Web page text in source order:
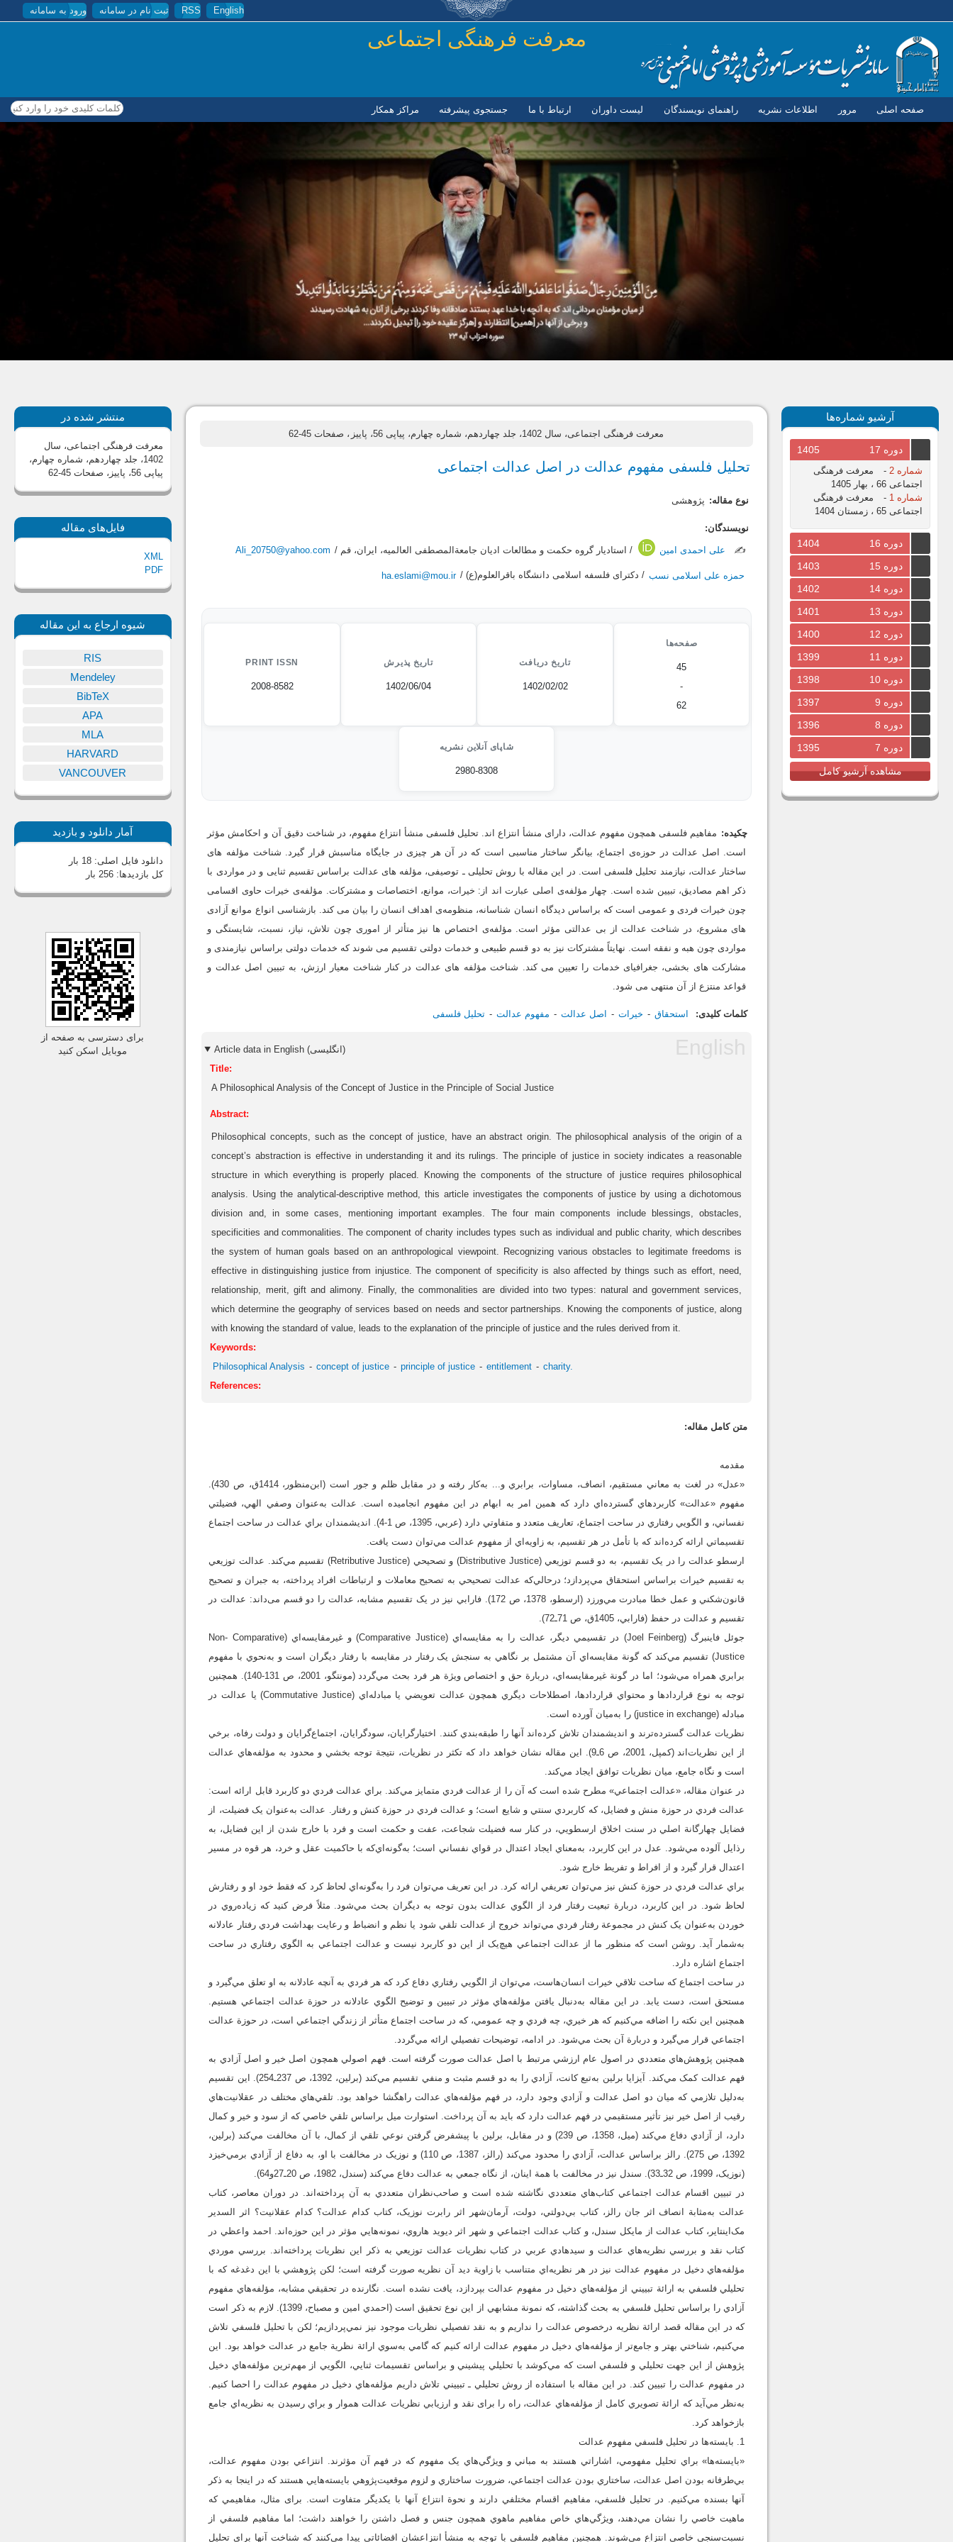
رفتن به محتوای اصلی English
RSS ثبت نام در سامانه ورود به سامانه
معرفت فرهنگی اجتماعی
صفحه اصلی مرور اطلاعات نشریه راهنمای نویسندگان لیست داوران ارتباط با ما جستجوی پیشرفته مراكز همكار کلمات کلیدی خود را وارد کنید
آرشیو شماره‌ها
دوره 17 1405
شماره 2 -
معرفت فرهنگی
اجتماعی 66 ، بهار 1405
شماره 1
-
معرفت فرهنگی
اجتماعی 65 ، زمستان 1404
دوره 16
1404
دوره 15
1403
دوره 14
1402
دوره 13
1401
دوره 12
1400
دوره 11
1399
دوره 10
1398
دوره 9
1397
دوره 8
1396
دوره 7
1395
مشاهده آرشیو کامل
معرفت فرهنگی اجتماعی، سال 1402، جلد چهاردهم، شماره چهارم، پیاپی 56، پاییز ، صفحات 45-62
تحلیل فلسفی مفهوم عدالت در اصل عدالت اجتماعی
نوع مقاله: پژوهشی
نویسندگان:
✍️ علی احمدی امین / استادیار گروه حکمت و مطالعات ادیان جامعةالمصطفی العالمیه، ایران، قم / Ali_20750@yahoo.com
حمزه علی اسلامی نسب / دکترای فلسفه اسلامی دانشگاه باقرالعلوم(ع) / ha.eslami@mou.ir
صفحه‌ها
45
-
62
تاریخ دریافت
1402/02/02
تاریخ پذیرش
1402/06/04
PRINT ISSN
2008-8582
شاپای آنلاین نشریه
2980-8308
چکیده: مفاهیم فلسفی همچون مفهوم عدالت، دارای منشأ انتزاع اند. تحلیل فلسفی منشأ انتزاع مفهوم، در شناخت دقیق آن و احکامش مؤثر
است. اصل عدالت در حوزه‌ی اجتماع، بیانگر ساختار مناسبی است که در آن هر چیزی در جایگاه مناسبش قرار گیرد. شناخت مؤلفه های
ساختار عدالت، نیازمند تحلیل فلسفی است. در این مقاله با روش تحلیلی ـ توصیفی، مؤلفه های عدالت براساس تقسیم ثنایی و در مواردی با
ذکر اهم مصادیق، تبیین شده است. چهار مؤلفه‌ی اصلی عبارت اند از: خیرات، موانع، اختصاصات و مشترکات. مؤلفه‌ی خیرات حاوی اقسامی
چون خیرات فردی و عمومی است که براساس دیدگاه انسان شناسانه، منظومه‌ی اهداف انسان را بیان می کند. بازشناسی انواع موانع آزادی
های مشروع، در شناخت عدالت از بی عدالتی مؤثر است. مؤلفه‌ی اختصاص ها نیز متأثر از اموری چون تلاش، نیاز، نسبت، شایستگی و
مواردی چون هبه و نفقه است. نهایتاً مشترکات نیز به دو قسم طبیعی و خدمات دولتی تقسیم می شوند که خدمات دولتی براساس نیازمندی و
مشارکت های بخشی، جغرافیای خدمات را تعیین می کند. شناخت مؤلفه های عدالت در کنار شناخت معیار ارزش، به تبیین اصل عدالت و
قواعد منتزع از آن منتهی می شود.
کلمات کلیدی: استحقاق خیرات اصل عدالت مفهوم عدالت تحلیل فلسفی
Article data in English (انگلیسی)
Title:
A Philosophical Analysis of the Concept of Justice in the Principle of Social Justice
Abstract:
Philosophical concepts, such as the concept of justice, have an abstract origin. The philosophical analysis of the origin of a
concept’s abstraction is effective in understanding it and its rulings. The principle of justice in society indicates a reasonable
structure in which everything is properly placed. Knowing the components of the structure of justice requires philosophical
analysis. Using the analytical-descriptive method, this article investigates the components of justice by using a dichotomous
division and, in some cases, mentioning important examples. The four main components include blessings, obstacles,
specificities and commonalities. The component of charity includes types such as individual and public charity, which describes
the system of human goals based on an anthropological viewpoint. Recognizing various obstacles to legitimate freedoms is
effective in distinguishing justice from injustice. The component of specificity is also affected by things such as effort, need,
relationship, merit, gift and alimony. Finally, the commonalities are divided into two types: natural and government services,
which determine the geography of services based on needs and sector partnerships. Knowing the components of justice, along
with knowing the standard of value, leads to the explanation of the principle of justice and the rules derived from it.
Keywords:
Philosophical Analysis
concept of justice principle of justice entitlement
charity.
References:
متن کامل مقاله:
مقدمه
«عدل» در لغت به معاني مستقيم، انصاف، مساوات، برابري و... به‌کار رفته و در مقابل ظلم و جور است (ابن‌منظور، 1414ق، ص 430).
مفهوم «عدالت» کاربردهاي گسترده‌اي دارد که همين امر به ابهام در اين مفهوم انجاميده است. عدالت به‌عنوان وصفي الهي، فضيلتي
نفساني، و الگويي رفتاري در ساحت اجتماع، تعاريف متعدد و متفاوتي دارد (عربي، 1395، ص 1-4). انديشمندان براي عدالت در ساحت اجتماع
تقسيماتي ارائه کرده‌اند که با تأمل در هر تقسيم، به زاويه‌‌اي از مفهوم عدالت مي‌توان دست يافت.
ارسطو عدالت را در يک تقسيم، به دو قسم توزيعي (Distributive Justice) و تصحيحي (Retributive Justice) تقسيم مي‌کند. عدالت توزيعي
به تقسيم خيرات براساس استحقاق مي‌پردازد؛ درحالي‌که عدالت تصحيحي به تصحيح معاملات و ارتباطات افراد پرداخته، به جبران و تصحيح
قانون‌شکني و عمل خطا مبادرت مي‌ورزد (ارسطو، 1378، ص 172). فارابي نيز در يک تقسيم مشابه، عدالت را دو قسم می‌داند: عدالت در
تقسيم و عدالت در حفظ (فارابي، 1405ق، ص 71ـ72).
جوئل فاينبرگ (Joel Feinberg) در تقسيمي ديگر، عدالت را به مقايسه‌اي (Comparative Justice) و غيرمقايسه‌اي (Non- Comparative
Justice) تقسيم مي‌کند که گونة مقايسه‌اي آن مشتمل بر نگاهي به سنجش يک رفتار در مقايسه با رفتار ديگران است و به‌نحوي با مفهوم
برابري همراه مي‌شود؛ اما در گونة غيرمقايسه‌اي، دربارة حق و اختصاص ويژة هر فرد بحث مي‌گردد (مونتگو، 2001، ص 131-140). همچنين
توجه به نوع قراردادها و محتواي قراردادها، اصطلاحات ديگري همچون عدالت تعويضي يا مبادله‌اي (Commutative Justice) يا عدالت در
مبادله (justice in exchange) را به‌ميان آورده است.
نظريات عدالت گسترده‌ترند و انديشمندان تلاش کرده‌اند آنها را طبقه‌بندي کنند. اختيارگرايان، سودگرايان، اجتماع‌گرايان و دولت رفاه، برخي
از اين نظريات‌اند (کمپل، 2001، ص 6ـ9). اين مقاله نشان خواهد داد که تکثر در نظريات، نتيجة توجه بخشي و محدود به مؤلفه‌هاي عدالت
است و نگاه جامع، ميان نظريات توافق ايجاد مي‌کند.
در عنوان مقاله، «عدالت اجتماعي» مطرح شده است که آن را از عدالت فردي متمايز مي‌کند. براي عدالت فردي دو کاربرد قابل ارائه است:
عدالت فردي در حوزة منش و فضايل، که کاربردي سنتي و شايع است؛ و عدالت فردي در حوزة کنش و رفتار. عدالت به‌عنوان يک فضيلت، از
فضايل چهارگانة اصلي در سنت اخلاق ارسطويي، در کنار سه فضيلت شجاعت، عفت و حکمت است و فرد با خارج شدن از اين فضايل، به
رذايل آلوده مي‌شود. عدل در اين کاربرد، به‌معناي ايجاد اعتدال در قواي نفساني است؛ به‌گونه‌اي‌که با حاکميت عقل و خرد، هر قوه در مسير
اعتدال قرار گيرد و از افراط و تفريط خارج شود.
براي عدالت فردي در حوزة کنش نيز مي‌توان تعريفي ارائه کرد. در اين تعريف مي‌توان فرد را به‌گونه‌اي لحاظ کرد که فقط خود او و رفتارش
لحاظ شود. در اين کاربرد، دربارة تبعيت رفتار فرد از الگوي عدالت بدون توجه به ديگران بحث مي‌شود. مثلاً فرض کنید که زياده‌روي در
خوردن به‌عنوان يک کنش در مجموعة رفتار فردي مي‌تواند خروج از عدالت تلقي شود يا نظم و انضباط و رعايت بهداشت فردي رفتار عادلانه
به‌شمار آید. روشن است که منظور ما از عدالت اجتماعي هيچ‌يک از اين دو کاربرد نيست و عدالت اجتماعي به الگوي رفتاري در ساحت
اجتماع اشاره دارد.
در ساحت اجتماع که ساحت تلاقي خيرات انسان‌هاست، مي‌توان از الگويي رفتاري دفاع کرد که هر فردي به آنچه عادلانه به او تعلق مي‌گيرد و
مستحق است، دست يابد. در اين مقاله به‌دنبال يافتن مؤلفه‌هاي مؤثر در تبيين و توضيح الگوي عادلانه در حوزة عدالت اجتماعي هستيم.
همچنين اين نکته را اضافه مي‌کنيم که هر خيري، چه فردي و چه عمومي، که در ساحت اجتماع متأثر از زندگي اجتماعي است، در حوزة عدالت
اجتماعي قرار مي‌گيرد و دربارة آن بحث مي‌شود. در ادامه، توضيحات تفصيلي ارائه مي‌گردد.
همچنين پژوهش‌هاي متعددي در اصول عام ارزشي مرتبط با اصل عدالت صورت گرفته است. فهم اصولي همچون اصل خير و اصل آزادي به
فهم عدالت کمک مي‌کند. آيزايا برلين به‌تبع کانت، آزادي را به دو قسم مثبت و منفي تقسيم مي‌کند (برلين، 1392، ص 237ـ254). اين تقسيم
به‌دلیل تلازمي که ميان دو اصل عدالت و آزادي وجود دارد، در فهم مؤلفه‌هاي عدالت راهگشا خواهد بود. تلقي‌هاي مختلف در عقلانيت‌هاي
رقيب از اصل خير نيز تأثیر مستقيمي در فهم عدالت دارد که بايد به آن پرداخت. استوارت ميل براساس تلقي خاصي که از سود و خير و کمال
دارد، از آزادي دفاع مي‌کند (‌ميل، 1358، ص 239) و در مقابل، برلين با پيشفرض گرفتن نوعي تلقي از کمال، با آن مخالفت مي‌کند (برلين،
1392، ص 275). رالز براساس عدالت، آزادي را محدود مي‌کند (رالز، 1387، ص 110) و نوزيک در مخالفت با او، به دفاع از آزادي برمي‌خيزد
(نوزيک، 1999، ص 32ـ33). سندل نیز در مخالفت با همة اينان، از نگاه جمعي به عدالت دفاع مي‌کند (سندل، 1982، ص 20ـ27و64).
در تبيين اقسام عدالت اجتماعي کتاب‌هاي متعددي نگاشته شده است و صاحب‌نظران متعددي به آن پرداخته‌اند. در دوران معاصر، کتاب
عدالت به‌مثابة انصاف اثر جان رالز، کتاب بي‌دولتي، دولت، آرمان‌شهر اثر رابرت نوزيک، کتاب کدام عدالت؟ کدام عقلانيت؟ اثر السدير
مک‌اينتاير، کتاب عدالت از مايکل سندل، و کتاب عدالت اجتماعي و شهر اثر ديويد هاروي، نمونه‌هايي مؤثر در اين حوزه‌اند. احمد واعظي در
کتاب نقد و بررسي نظريه‌هاي عدالت و سيدهادي عربي در کتاب نظريات عدالت توزيعي به ذکر اين نظريات پرداخته‌اند. بررسي موردي
مؤلفه‌هاي دخيل در مفهوم عدالت نيز در هر نظريه‌اي متناسب با زاوية ديد آن نظريه صورت گرفته است؛ لکن پژوهشي با اين دغدغه که با
تحليلي فلسفي به ارائة تبييني از مؤلفه‌هاي دخيل در مفهوم عدالت بپردازد، یافت نشده است. نگارنده در تحقيقي مشابه، مؤلفه‌هاي مفهوم
آزادي را براساس تحليل فلسفي به بحث گذاشته، که نمونة مشابهي از اين نوع تحقيق است (احمدي‌ امين و مصباح، 1399). لازم به ذکر است
که در اين مقاله قصد ارائة نظريه‌ درخصوص عدالت را نداريم و به نقد تفصيلي نظريات موجود نيز نمي‌پردازيم؛ لکن با تحليل فلسفي تلاش
مي‌کنيم، شناختي بهتر و جامع‌تر از مؤلفه‌هاي دخيل در مفهوم عدالت ارائه کنيم که گامي به‌سوي ارائة نظرية جامع در عدالت خواهد بود. اين
پژوهش از اين جهت تحليلي و فلسفي است که مي‌کوشد با تحليلي پيشيني و براساس تقسيمات ثنایي، الگويي از مهم‌ترين مؤلفه‌هاي دخيل
در مفهوم عدالت را تبيين کند. در اين مقاله با استفاده از روش تحليلي ـ تبييني تلاش داريم مؤلفه‌هاي دخيل در مفهوم عدالت را احصا کنيم.
به‌نظر مي‌آيد که ارائة تصويري کامل از مؤلفه‌هاي عدالت، راه را برای نقد و ارزيابي نظريات عدالت هموار و براي رسيدن به نظريه‌اي جامع
بازخواهد کرد.
1. بايسته‌ها در تحليل فلسفي مفهوم عدالت
«بايسته‌ها» براي تحليل مفهومي، اشاراتي هستند به مباني و ويژگي‌هاي يک مفهوم که در فهم آن مؤثرند. انتزاعي بودن مفهوم عدالت،
بي‌طرفانه بودن اصل عدالت، ساختاري بودن عدالت اجتماعي، ضرورت ساختاري و لزوم موقعيت‌پژوهي بايسته‌هايي هستند که در اينجا به ذکر
آنها بسنده مي‌کنيم. در تحليل فلسفي، مفاهيم اقسام مختلفي دارند و نحوة انتزاع آنها با يکديگر متفاوت است. برای مثال، مفاهيمي که
ماهيت خاصي را نشان مي‌دهند، ويژگي‌هاي خاص مفاهيم ماهوي همچون جنس و فصل داشتن را خواهند داشت؛ اما مفاهيم فلسفي از
نسبت‌سنجي خاصي انتزاع مي‌شوند. همچنين مفاهيم فلسفي با توجه به منشأ انتزاعشان اقضائاتي پيدا مي‌کنند که شناخت آنها براي تحليل
منتشر شده در
معرفت فرهنگی اجتماعی، سال
1402، جلد چهاردهم، شماره چهارم،
پیاپی 56، پاییز
، صفحات 45-62
فایل‌های مقاله
XML
PDF
شیوه ارجاع به این مقاله
RIS
Mendeley
BibTeX
APA
MLA
HARVARD
VANCOUVER
آمار دانلود و بازدید
دانلود فایل اصلی:18 بار
کل بازدیدها:256 بار
برای دسترسی به صفحه از
موبایل اسکن کنید